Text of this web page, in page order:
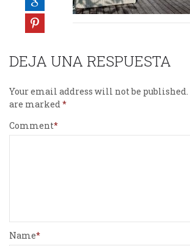
DEJA UNA RESPUESTA
Your email address will not be published.
are marked
Comment
Name